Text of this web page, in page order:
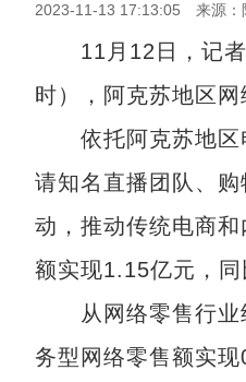
2023-11-13 17:13:05 来源：
11月12日，记者
时），阿克苏地区
依托阿克苏地区电
请知名直播团队、
动，推动传统电商
额实现1.15亿元，
从网络零售行业结
务型网络零售额实